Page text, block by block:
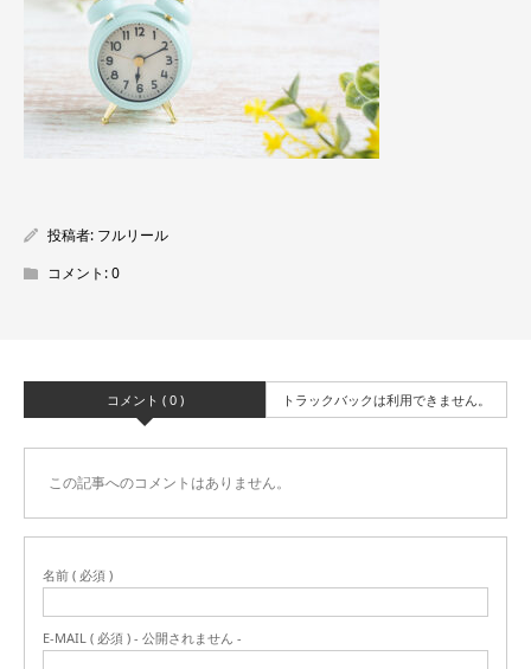
投稿者: フルリール
コメント:0
コメント ( 0 ) トラックバックは利用できません。
この記事へのコメントはありません。
名前 ( 必須 )
E-MAIL ( 必須 ) - 公開されません -